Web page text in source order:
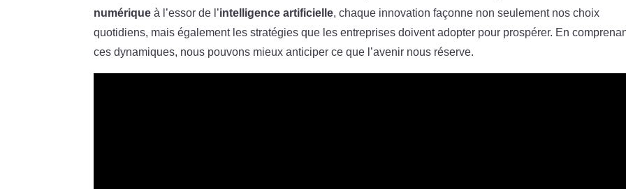
numérique à l’essor de l’intelligence artificielle, chaque innovation façonne non seulement nos choix
quotidiens, mais également les stratégies que les entreprises doivent adopter pour prospérer. En
ces dynamiques, nous pouvons mieux anticiper ce que l’avenir nous réserve.